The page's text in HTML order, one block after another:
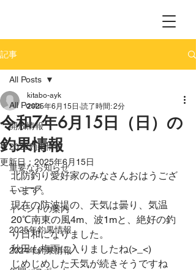
記事
All Posts
開放情報
2026釣果情報
重要なお知らせ
ニュース
イベントの案内
2025年釣果情報
2024年釣果情報
All Posts
令和7年6月15日（日）の
釣果情報
kitabo-ayk
2025年6月15日 読了時間: 2分
更新日： 2025年6月15日
北防釣り愛好家のみなさんおはうござ
います。
現在の防波堤の、天気は曇り、気温
20℃南東の風4m、波1mと、絶好の釣
り日和になりました。
秋田も梅雨に入りましたね(>_<)
じめじめした天気が続きそうですね